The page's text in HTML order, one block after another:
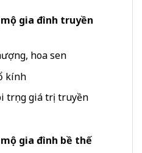
gia đình truyền
hoa sen
kính
trọng giá trị truyền
gia đình bề thế